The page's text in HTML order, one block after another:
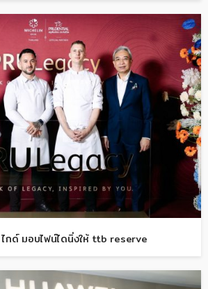
กด์ มอบไฟน์ไดนิ่งให้ ttb reserve